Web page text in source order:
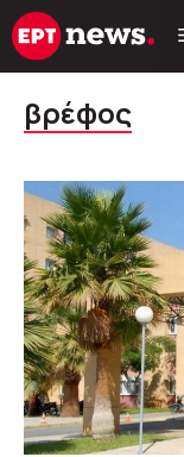
Μετάβαση
σε
βρέφος